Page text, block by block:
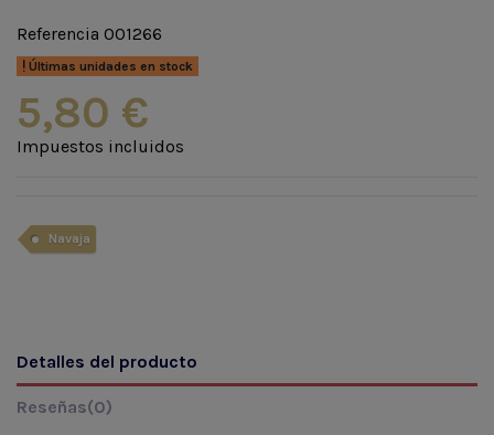
Referencia 001266
Últimas unidades en stock
5,80 €
Impuestos incluidos
Navaja
Detalles del producto
Reseñas(0)